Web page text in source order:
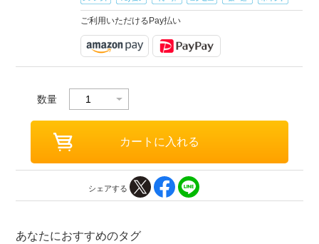
ご利用いただけるPay払い
数量
シェアする
あなたにおすすめのタグ